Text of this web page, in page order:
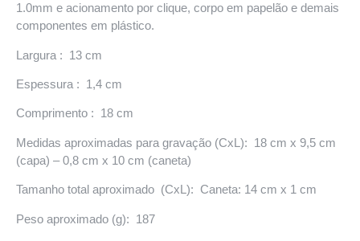
1.0mm e acionamento por clique, corpo em papelão e demais
componentes em plástico.
Largura : 13 cm
Espessura : 1,4 cm
Comprimento : 18 cm
Medidas aproximadas para gravação (CxL): 18 cm x 9,5 cm
(capa) – 0,8 cm x 10 cm (caneta)
Tamanho total aproximado (CxL): Caneta: 14 cm x 1 cm
Peso aproximado (g): 187